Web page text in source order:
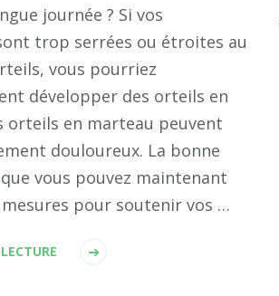
journée ? Si vos
trop serrées ou étroites au
vous pourriez
développer des orteils en
orteils en marteau peuvent
douloureux. La bonne
vous pouvez maintenant
pour soutenir vos …